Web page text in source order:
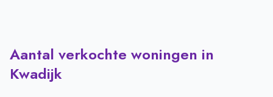
Aantal verkochte woningen in
Kwadijk